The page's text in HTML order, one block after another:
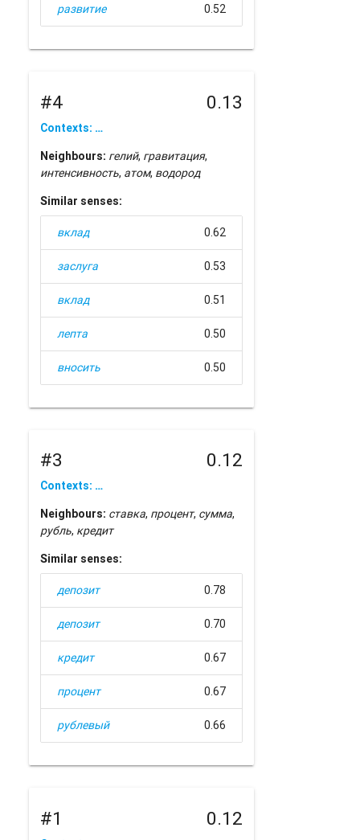
развитие 0.52
#4 0.13
Contexts: …
Neighbours: гелий, гравитация,
интенсивность, атом, водород
Similar senses:
вклад 0.62
заслуга 0.53
вклад 0.51
лепта 0.50
вносить 0.50
#3 0.12
Contexts: …
Neighbours: ставка, процент, сумма,
рубль, кредит
Similar senses:
депозит 0.78
депозит 0.70
кредит 0.67
процент 0.67
рублевый 0.66
#1 0.12